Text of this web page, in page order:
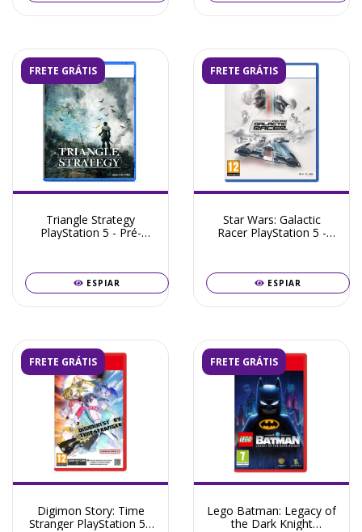
FRETE GRÁTIS
Triangle Strategy
PlayStation 5 - Pré-
ESPIAR
FRETE GRÁTIS
Star Wars: Galactic
Racer PlayStation 5 -
ESPIAR
FRETE GRÁTIS
Digimon Story: Time
Stranger PlayStation 5 -
FRETE GRÁTIS
Lego Batman: Legacy of
the Dark Knight